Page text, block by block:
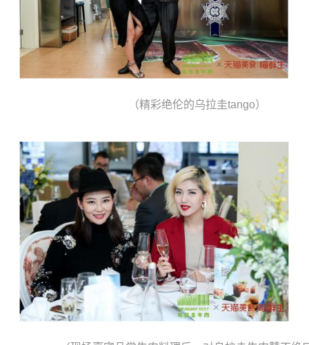
（精彩绝伦的乌拉圭tango）